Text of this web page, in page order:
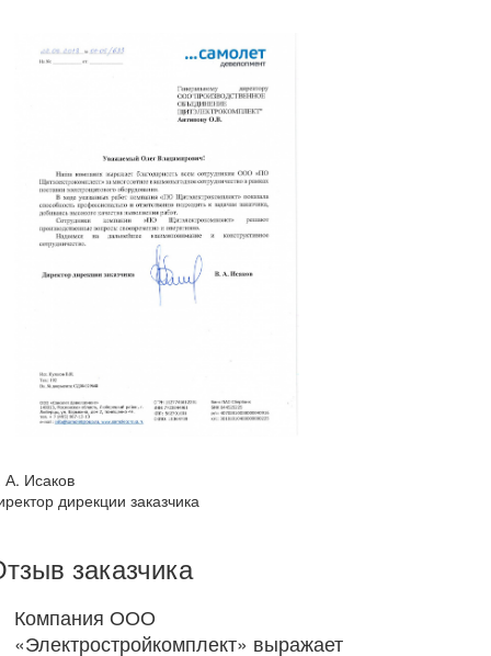
А. Исаков
дирекции заказчика
заказчика
Компания ООО
«Электростройкомплект» выражает